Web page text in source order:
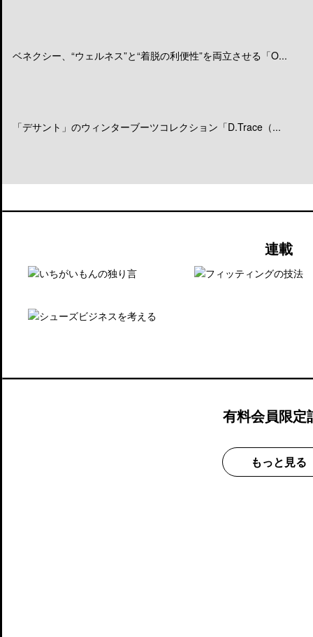
ベネクシー、“ウェルネス”と“着脱の利便性”を両立させる「O...
「デサント」のウィンターブーツコレクション「D.Trace（...
連載
有料会員限定
もっと見る